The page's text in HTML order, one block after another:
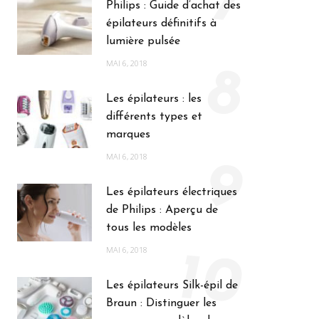
Philips : Guide d’achat des
épilateurs définitifs à
lumière pulsée
MAI 6, 2018
Les épilateurs : les
différents types et
marques
MAI 6, 2018
Les épilateurs électriques
de Philips : Aperçu de
tous les modèles
MAI 6, 2018
9
Les épilateurs Silk-épil de
Braun : Distinguer les
10